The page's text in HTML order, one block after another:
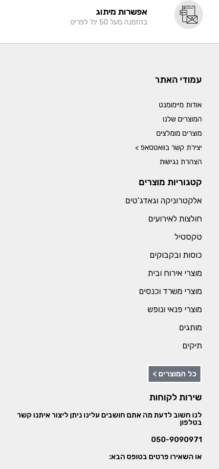
אפשרות מיתוג
בהזמנה מעל 50 יח' לפריט
עמודי האתר
אודות מיימומנט
המוצרים שלנו
מוצרים מומלצים
יצירת קשר בוואטסאפ >
הצהרת נגישות
קטגוריות מוצרים
אלקטרוניקה וגאדג’טים
חולצות לאירועים
טקסטיל
כוסות ובקבוקים
מוצרי אירוח ובית
מוצרי משרד וכנסים
מוצרי פנאי ונופש
מותגים
תיקים
כל המוצרים >
שירות לקוחות
לנו חשוב לדעת מה אתם חושבים עלינו ניתן ליצור איתנו קשר
בטלפון
050-9090971
או השאירו פרטים בטופס הבא: